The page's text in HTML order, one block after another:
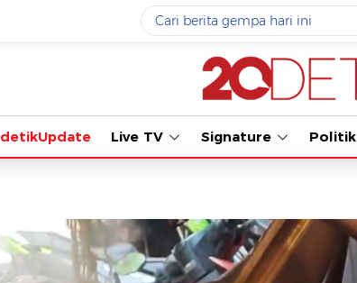
Yang sedang ramai dicari
data live draw sgp
#3kebakaran
#5gempa hari ini
Promoted
detikUpdate Live TV Signature Politik